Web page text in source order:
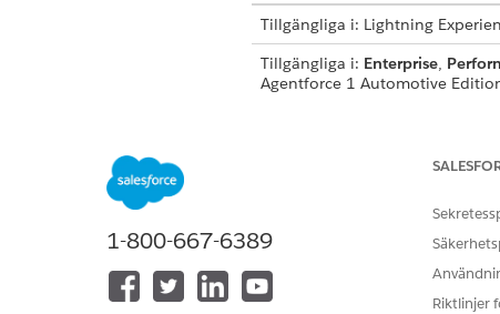
Tillgängliga i: Lightning
Tillgängliga i: Enterprise,
Agentforce 1 Automotive
Vanlig användaråtkomst för
Åtgärdsdetaljer
API-namn
1-800-667-6389
Riktlinjer